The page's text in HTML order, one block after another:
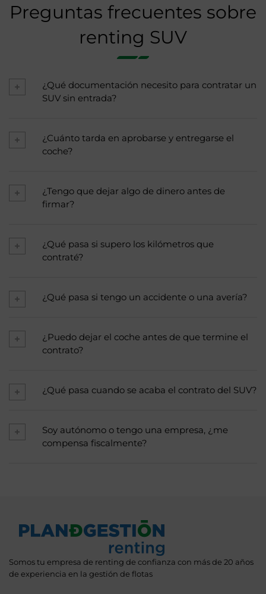
Preguntas frecuentes sobre
renting SUV
¿Qué documentación necesito para contratar un
SUV sin entrada?
¿Cuánto tarda en aprobarse y entregarse el
coche?
¿Tengo que dejar algo de dinero antes de
firmar?
¿Qué pasa si supero los kilómetros que
contraté?
¿Qué pasa si tengo un accidente o una avería?
¿Puedo dejar el coche antes de que termine el
contrato?
¿Qué pasa cuando se acaba el contrato del SUV?
Soy autónomo o tengo una empresa, ¿me
compensa fiscalmente?
Somos tu empresa de renting de confianza con más de 20 años
de experiencia en la gestión de flotas